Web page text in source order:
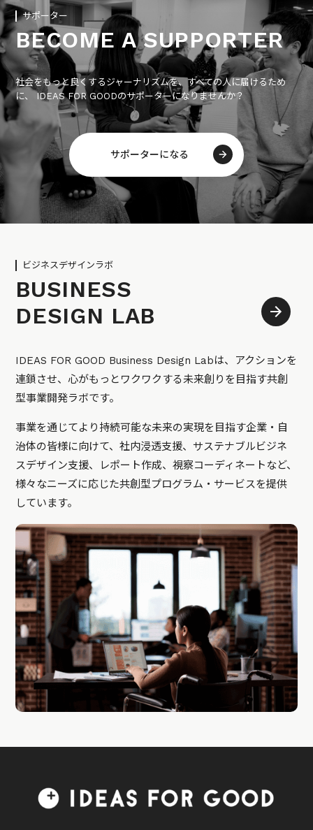
サポーター
BECOME A SUPPORTER
社会をもっと良くするジャーナリズムを、すべての人に届けるため
に、 IDEAS FOR GOODのサポーターになりませんか？
サポーターになる
ビジネスデザインラボ
BUSINESS
DESIGN LAB
IDEAS FOR GOOD Business Design Labは、アクションを
連鎖させ、心がもっとワクワクする未来創りを目指す共創
型事業開発ラボです。
事業を通じてより持続可能な未来の実現を目指す企業・自
治体の皆様に向けて、社内浸透支援、サステナブルビジネ
スデザイン支援、レポート作成、視察コーディネートなど、
様々なニーズに応じた共創型プログラム・サービスを提供
しています。